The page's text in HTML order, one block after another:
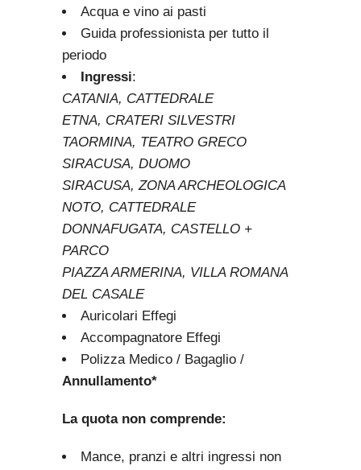
Acqua e vino ai pasti
Guida professionista per tutto il
periodo
Ingressi:
CATANIA, CATTEDRALE
ETNA, CRATERI SILVESTRI
TAORMINA, TEATRO GRECO
SIRACUSA, DUOMO
SIRACUSA, ZONA ARCHEOLOGICA
NOTO, CATTEDRALE
DONNAFUGATA, CASTELLO +
PARCO
PIAZZA ARMERINA, VILLA ROMANA
DEL CASALE
Auricolari Effegi
Accompagnatore Effegi
Polizza Medico / Bagaglio /
Annullamento*
La quota non comprende:
Mance, pranzi e altri ingressi non